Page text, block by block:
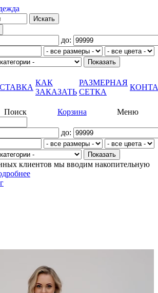
до:
КАК
ЗАКАЗАТЬ
РАЗМЕРНАЯ
СЕТКА
Меню
Корзина
Поиск
до:
клиентов мы вводим накопительную